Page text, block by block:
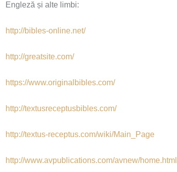
Engleză și alte limbi:
http://bibles-online.net/
http://greatsite.com/
https://www.originalbibles.com/
http://textusreceptusbibles.com/
http://textus-receptus.com/wiki/Main_Page
http://www.avpublications.com/avnew/home.html